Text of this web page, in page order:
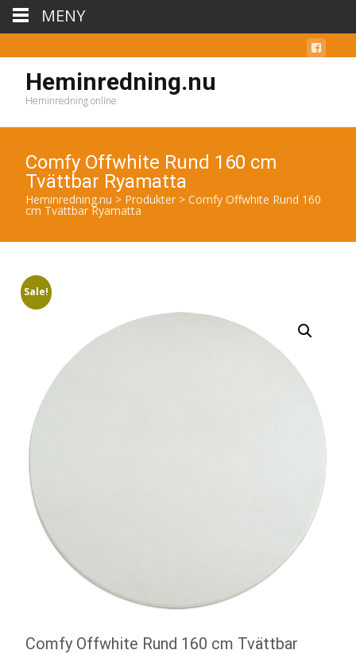
Heminredning.nu
Heminredning online
Comfy Offwhite Rund 160 cm
Tvättbar Ryamatta
Heminredning.nu > Produkter > Comfy Offwhite Rund 160
cm Tvättbar Ryamatta
Sale!
Comfy Offwhite Rund 160 cm Tvättbar
MENY